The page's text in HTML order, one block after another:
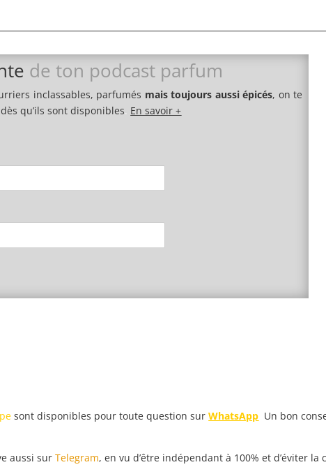
de ton podcast parfum
inclassables, parfumés mais toujours aussi épicés, on te
dès qu’ils sont disponibles. En savoir +
sont disponibles pour toute question sur WhatsApp Un bon
aussi surTelegram, en vu d’être indépendant à 100% et d’éviter la